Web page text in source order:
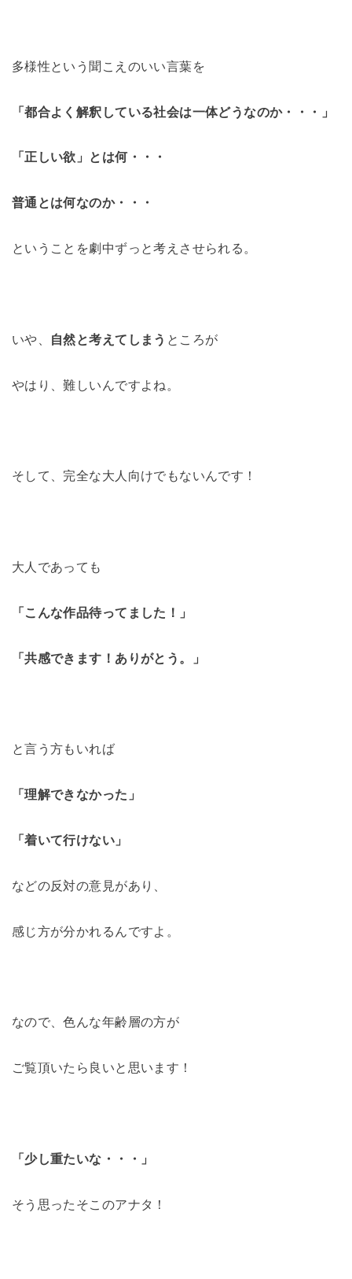
多様性という聞こえのいい言葉を
「都合よく解釈している社会は一体どうなのか・・・」
「正しい欲」とは何・・・
普通とは何なのか・・・
ということを劇中ずっと考えさせられる。
いや、 自然と考えてしまう ところが
やはり、難しいんですよね。
そして、完全な大人向けでもないんです！
大人であっても
「こんな作品待ってました！」
「共感できます！ありがとう。」
と言う方もいれば
「理解できなかった」
「着いて行けない」
などの反対の意見があり、
感じ方が分かれるんですよ。
なので、色んな年齢層の方が
ご覧頂いたら良いと思います！
「少し重たいな・・・」
そう思ったそこのアナタ！